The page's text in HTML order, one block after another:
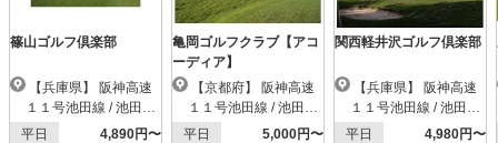
篠山ゴルフ倶楽部
１１号池田線 / 池田木
部IC
平日 4,890円〜
亀岡ゴルフクラブ【アコ
ーディア】
１１号池田線 / 池田木
部IC
平日 5,000円〜
関西軽井沢ゴルフ倶楽部
１１号池田線 / 池田木
部IC
平日 4,980円〜